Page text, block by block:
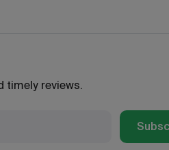
timely reviews.